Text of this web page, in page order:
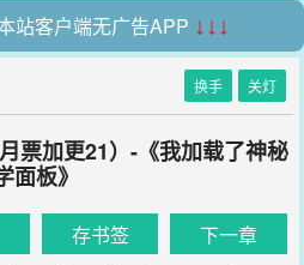
站客户端无广告APP ↓↓↓
换手 关灯
票加更21）-《我加载了神秘
面板》
存书签 下一章